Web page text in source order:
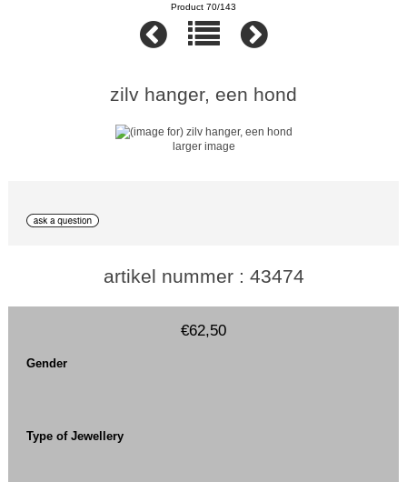
Product 70/143
zilv hanger, een hond
larger image
artikel nummer : 43474
€62,50
Gender
Type of Jewellery